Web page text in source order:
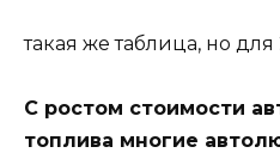
такая же таблица, но
С ростом стоимости
топлива многие